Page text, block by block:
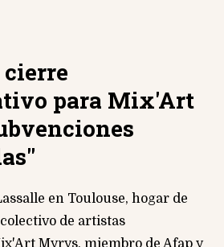
para Mix'Art
en Toulouse, hogar de
de artistas
Myrys, miembro de Afap y